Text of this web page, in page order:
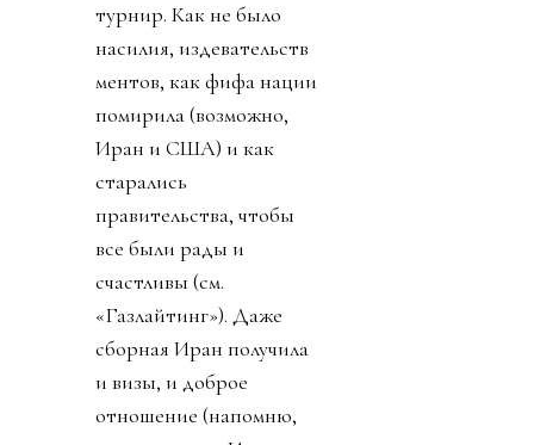
турнир. Как не было
насилия, издевательств
ментов, как фифа нации
помирила (возможно,
Иран и США) и как
старались
правительства, чтобы
все были рады и
счастливы (см.
«Газлайтинг»). Даже
сборная Иран получила
и визы, и доброе
отношение (напомню,